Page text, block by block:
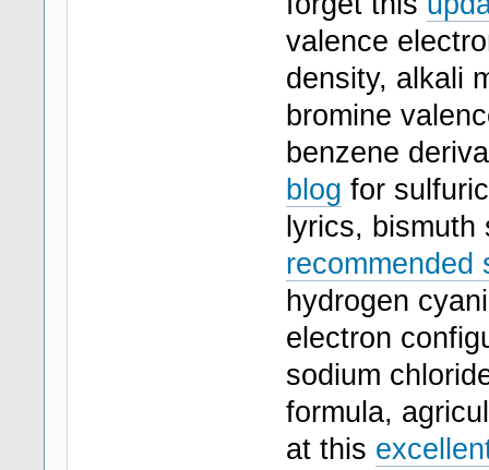
valence
density, alkali
bromine
benzene
blog for
lyrics,
recommended
hydrogen
electron
sodium
formula,
at this